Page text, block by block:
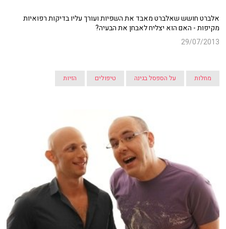
אלברט חושש שאלברט מאבד את השפיות ועורך עליו בדיקות רפואיות
מקיפות - האם הוא יצליח לאבחן את הבעיה?
29/07/2013
מחלות על הספסל בגינה טיפולים הזיות